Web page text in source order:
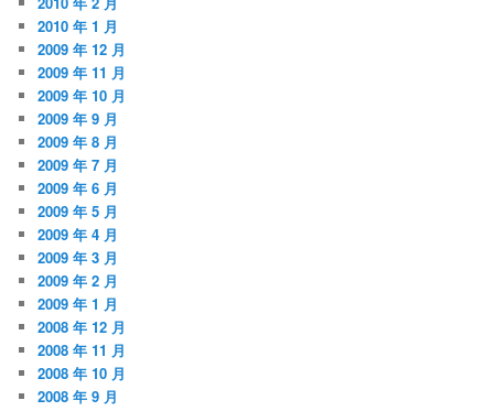
2010 年 1 月
2009 年 12 月
2009 年 11 月
2009 年 10 月
2009 年 9 月
2009 年 8 月
2009 年 7 月
2009 年 6 月
2009 年 5 月
2009 年 4 月
2009 年 3 月
2009 年 2 月
2009 年 1 月
2008 年 12 月
2008 年 11 月
2008 年 10 月
2008 年 9 月